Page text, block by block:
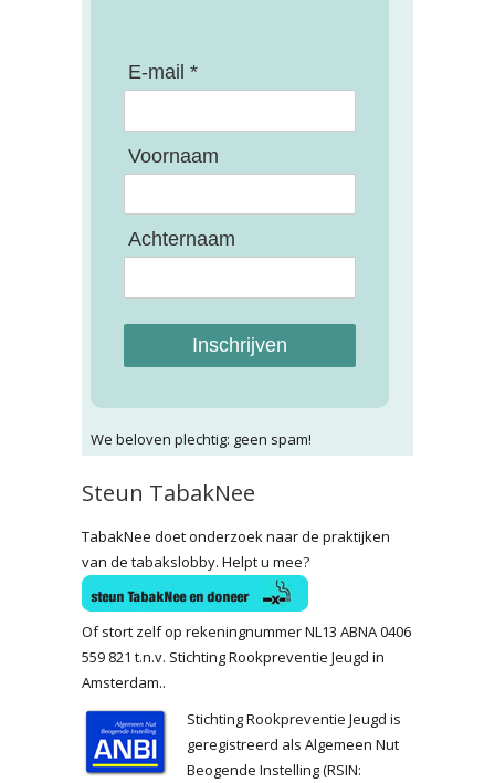
E-mail *
Voornaam
Achternaam
Inschrijven
We beloven plechtig: geen spam!
Steun TabakNee
TabakNee doet onderzoek naar de praktijken
van de tabakslobby. Helpt u mee?
Of stort zelf op rekeningnummer NL13 ABNA 0406
559 821 t.n.v. Stichting Rookpreventie Jeugd in
Amsterdam..
Stichting Rookpreventie Jeugd is
geregistreerd als Algemeen Nut
Beogende Instelling (RSIN: